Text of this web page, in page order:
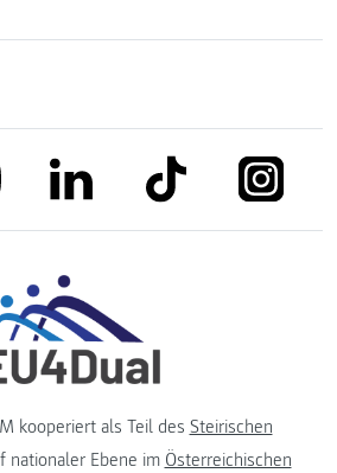
link to youtubelink to linkedinlink to tiktok
kooperiert als Teil des Steirischen
nationaler Ebene im Österreichischen